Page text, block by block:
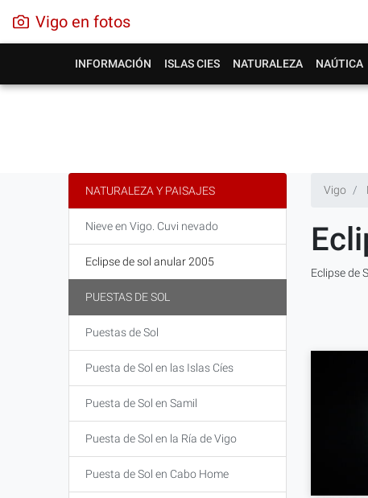
Vigo en fotos
INFORMACIÓN ISLAS CIES NATURALEZA NAÚTICA
Vigo
Eclipse de
NATURALEZA Y PAISAJES
Nieve en Vigo. Cuvi nevado
Eclipse de sol anular 2005
PUESTAS DE SOL
Puestas de Sol
Puesta de Sol en las Islas Cíes
Puesta de Sol en Samil
Puesta de Sol en la Ría de Vigo
Puesta de Sol en Cabo Home